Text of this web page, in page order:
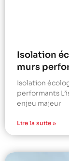
Isolation
murs
Isolation
performants
enjeu majeur
Lire la suite »